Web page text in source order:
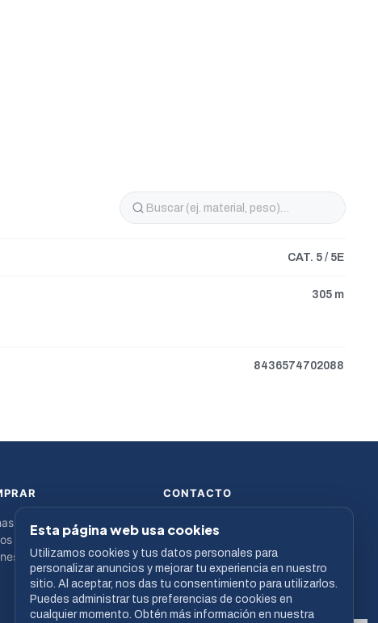
CAT. 5 / 5E
305 m
8436574702088
de Pago
de envío
somos
CONTACTO
913 682 224
comercial@sofycon.com
L–V · 9:00 a 19:00
Resina, 39 - Nave 15 - 28021
Madrid (Madrid) - España
Esta página web usa cookies
Utilizamos cookies y tus datos personales para
personalizar anuncios y mejorar tu experiencia en nuestro
sitio. Al aceptar, nos das tu consentimiento para utilizarlos.
Puedes administrar tus preferencias de cookies en
cualquier momento. Obtén más información en nuestra